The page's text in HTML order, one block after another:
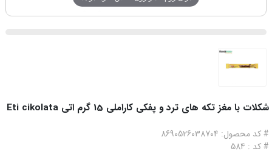
شکلات با مغز تکه های ترد و پفکی کاراملی 15 گرم اتی Eti cikolata
# کد محصول: 8690526038704
# کد : 584